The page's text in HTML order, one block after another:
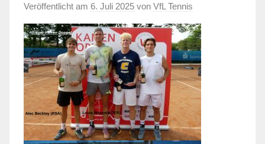
Veröffentlicht am 6. Juli 2025 von VfL Tennis